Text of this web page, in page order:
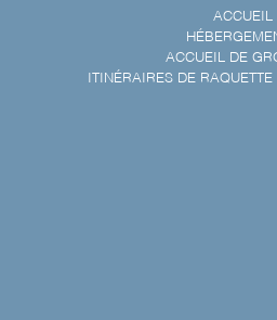
ACCUEIL
ACCUEIL DE
ITINÉRAIRES DE